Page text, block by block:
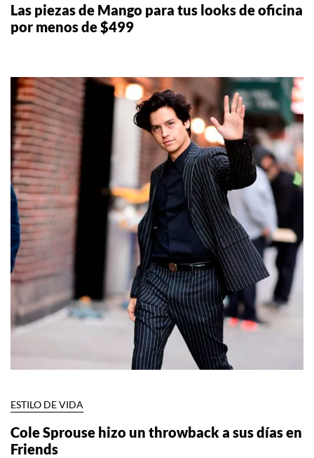
Las piezas de Mango para tus looks de oficina
por menos de $499
ESTILO DE VIDA
Cole Sprouse hizo un throwback a sus días en
Friends